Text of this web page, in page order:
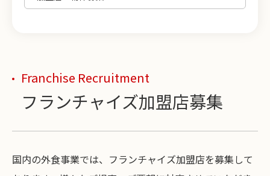
Franchise Recruitment
フランチャイズ加盟店募集
国内の外食事業では、フランチャイズ加盟店を募集して